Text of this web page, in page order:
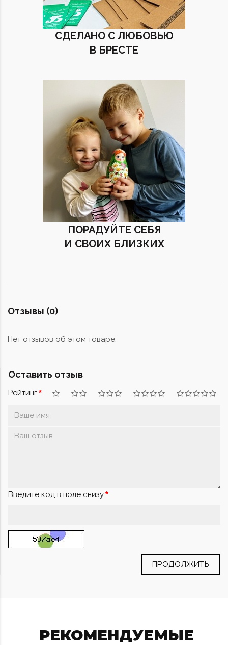
СДЕЛАНО С ЛЮБОВЬЮ
В БРЕСТЕ
ПОРАДУЙТЕ СЕБЯ
И СВОИХ БЛИЗКИХ
Отзывы (0)
Нет отзывов об этом товаре.
Оставить отзыв
Рейтинг
Введите код в поле снизу
ПРОДОЛЖИТЬ
РЕКОМЕНДУЕМЫЕ